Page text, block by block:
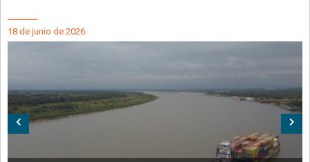
18 de junio de 2026
Anterior